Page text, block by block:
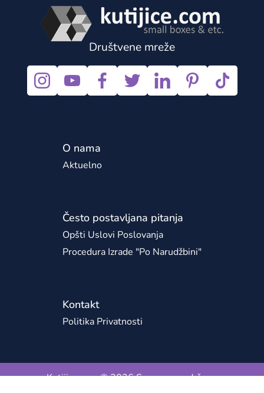
Društvene mreže
O nama
Aktuelno
Često postavljana pitanja
Opšti Uslovi Poslovanja
Procedura Izrade "po Narudžbini"
Kontakt
Politika Privatnosti
Kutijice.com © 2026 Sva prava zadržana.